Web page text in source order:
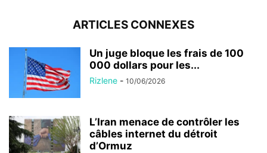
ARTICLES CONNEXES
Un juge bloque les frais de 100
000 dollars pour les...
Rizlene - 10/06/2026
L’Iran menace de contrôler les
câbles internet du détroit
d’Ormuz